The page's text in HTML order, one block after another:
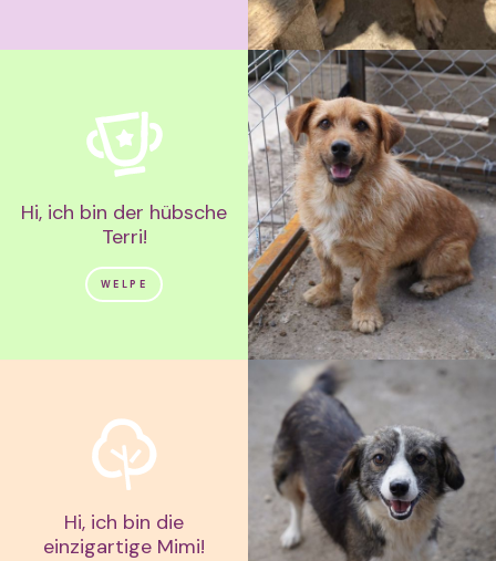
Hi, ich bin der hübsche
Terri!
WELPE
Hi, ich bin die
einzigartige Mimi!